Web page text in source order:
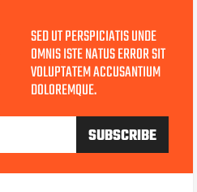
SED UT PERSPICIATIS UNDE
OMNIS ISTE NATUS ERROR SIT
VOLUPTATEM ACCUSANTIUM
DOLOREMQUE.